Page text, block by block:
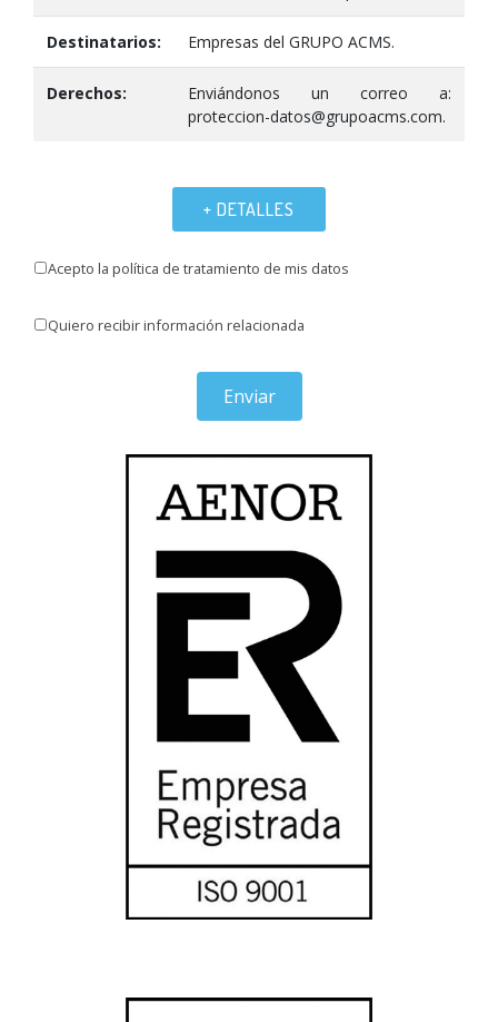
Destinatarios: Empresas del GRUPO ACMS.
Derechos:
Enviándonos un correo a:
proteccion-datos@grupoacms.com.
+ DETALLES
Acepto la política de tratamiento de mis datos
Quiero recibir información relacionada
Enviar